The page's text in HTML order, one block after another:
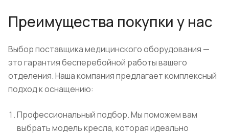
Преимущества покупки у нас
Выбор поставщика медицинского оборудования —
это гарантия бесперебойной работы вашего
отделения. Наша компания предлагает комплексный
подход к оснащению:
Профессиональный подбор. Мы поможем вам
выбрать модель кресла, которая идеально